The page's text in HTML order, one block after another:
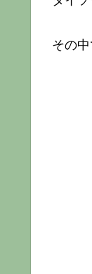
その